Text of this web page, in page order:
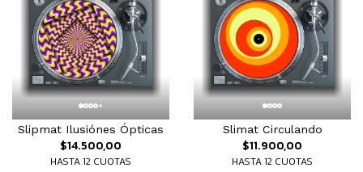
Slipmat Ilusiónes Ópticas
$14.500,00
HASTA 12 CUOTAS
Slimat Circulando
$11.900,00
HASTA 12 CUOTAS